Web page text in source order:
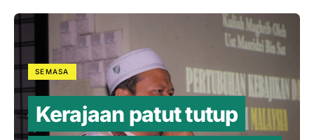
SEMASA
Kerajaan patut tutup